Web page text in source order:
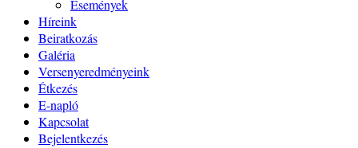
Események
Híreink
Beiratkozás
Galéria
Versenyeredményeink
Étkezés
E-napló
Kapcsolat
Bejelentkezés